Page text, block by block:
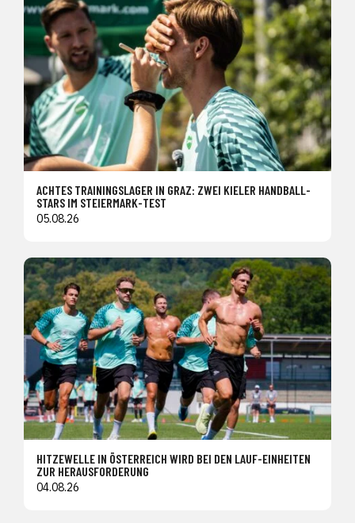
ACHTES TRAININGSLAGER IN GRAZ: ZWEI KIELER HANDBALL-
STARS IM STEIERMARK-TEST
05.08.26
HITZEWELLE IN ÖSTERREICH WIRD BEI DEN LAUF-EINHEITEN
ZUR HERAUSFORDERUNG
04.08.26